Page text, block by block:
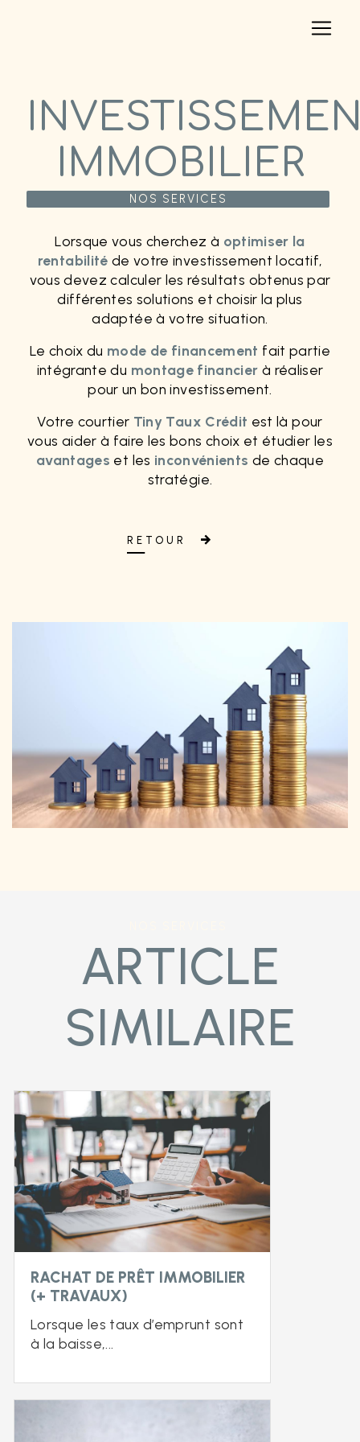
IMMOBILIER
NOS SERVICES
Lorsque vous cherchez à optimiser la
rentabilité de votre investissement locatif,
vous devez calculer les résultats obtenus par
différentes solutions et choisir la plus
adaptée à votre situation.
Le choix du mode de financement fait partie
intégrante du montage financier à réaliser
pour un bon investissement.
Votre courtier Tiny Taux Crédit est là pour
vous aider à faire les bons choix et étudier les
avantages et les inconvénients de chaque
stratégie.
RETOUR
ARTICLE
SIMILAIRE
RACHAT DE PRÊT IMMOBILIER
(+ TRAVAUX)
Lorsque les taux d’emprunt sont
à la baisse,...